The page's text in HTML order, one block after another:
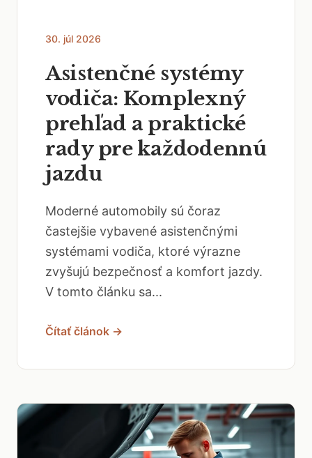
30. júl 2026
Asistenčné systémy
vodiča: Komplexný
prehľad a praktické
rady pre každodennú
jazdu
Moderné automobily sú čoraz
častejšie vybavené asistenčnými
systémami vodiča, ktoré výrazne
zvyšujú bezpečnosť a komfort jazdy.
V tomto článku sa...
Čítať článok →